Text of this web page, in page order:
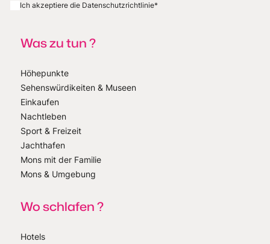
Ich akzeptiere die Datenschutzrichtlinie*
Was zu tun ?
Höhepunkte
Sehenswürdikeiten & Museen
Einkaufen
Nachtleben
Sport & Freizeit
Jachthafen
Mons mit der Familie
Mons & Umgebung
Wo schlafen ?
Hotels